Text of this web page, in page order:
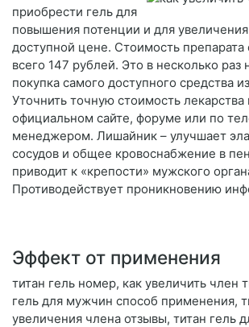
приобрести гель для
повышения потенции и для
доступной цене. Стоимость препарата
всего 147 рублей. Это в несколько
покупка самого доступного средства
Уточнить точную стоимость
официальном сайте, форуме или по
менеджером. Лишайник – улучшает
сосудов и общее кровоснабжение в
приводит к «крепости» мужского
Противодействует проникновению
Эффект от применения
титан гель номер, как увеличить член
гель для мужчин способ применения,
увеличения члена отзывы, титан гель